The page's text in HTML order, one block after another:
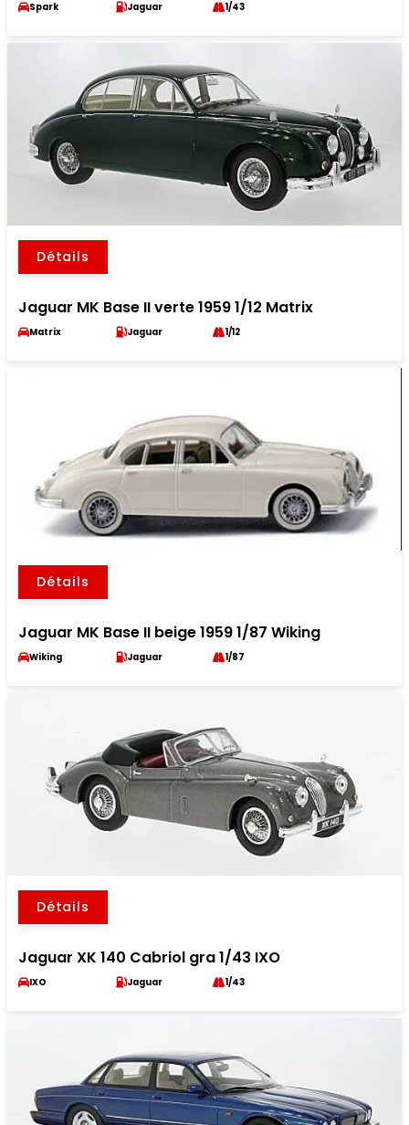
Spark Jaguar 1/43
Détails
Jaguar MK Base II verte 1959 1/12 Matrix
Matrix Jaguar 1/12
Détails
Jaguar MK Base II beige 1959 1/87 Wiking
Wiking Jaguar 1/87
Détails
Jaguar XK 140 Cabriol gra 1/43 IXO
IXO Jaguar 1/43